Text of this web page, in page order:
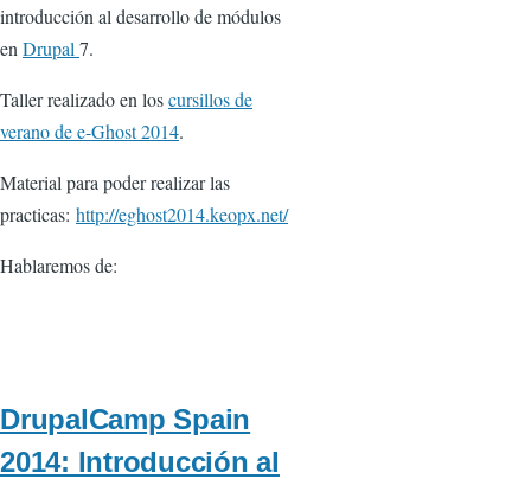
introducción al desarrollo de módulos
en Drupal 7.
Taller realizado en loscursillos de
verano de e-Ghost 2014.
Material para poder realizar las
practicas: http://eghost2014.keopx.net/
Hablaremos de:
DrupalCamp Spain
2014: Introducción al